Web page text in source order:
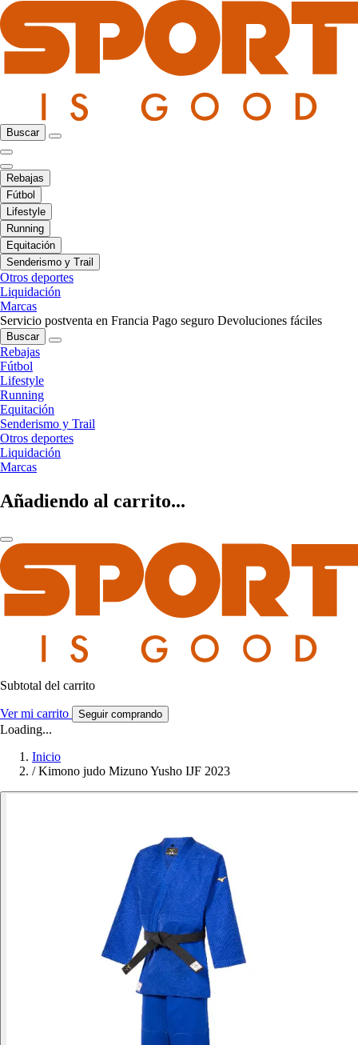
Buscar
Rebajas
Fútbol
Lifestyle
Running
Equitación
Senderismo y Trail
Otros deportes
Liquidación
Marcas
Servicio postventa en Francia Pago seguro Devoluciones fáciles
Buscar
Rebajas
Fútbol
Lifestyle
Running
Equitación
Senderismo y Trail
Otros deportes
Liquidación
Marcas
Añadiendo al carrito...
Subtotal del carrito
Ver mi carrito Seguir comprando
Loading...
Inicio
/ Kimono judo Mizuno Yusho IJF 2023